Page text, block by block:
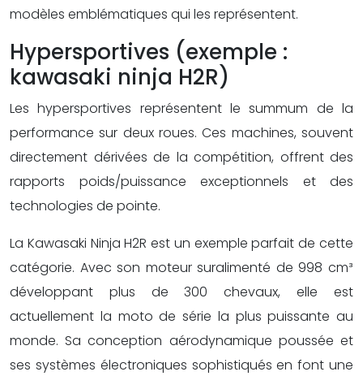
modèles emblématiques qui les représentent.
Hypersportives (exemple :
kawasaki ninja H2R)
Les hypersportives représentent le summum de la
performance sur deux roues. Ces machines, souvent
directement dérivées de la compétition, offrent des
rapports poids/puissance exceptionnels et des
technologies de pointe.
La Kawasaki Ninja H2R est un exemple parfait de cette
catégorie. Avec son moteur suralimenté de 998 cm³
développant plus de 300 chevaux, elle est
actuellement la moto de série la plus puissante au
monde. Sa conception aérodynamique poussée et
ses systèmes électroniques sophistiqués en font une